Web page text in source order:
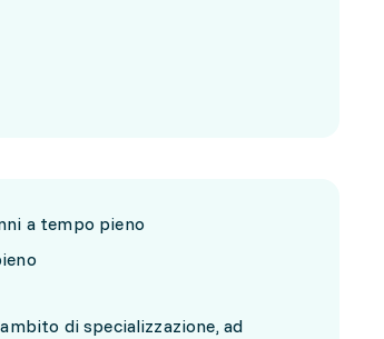
a tempo pieno
di specializzazione, ad